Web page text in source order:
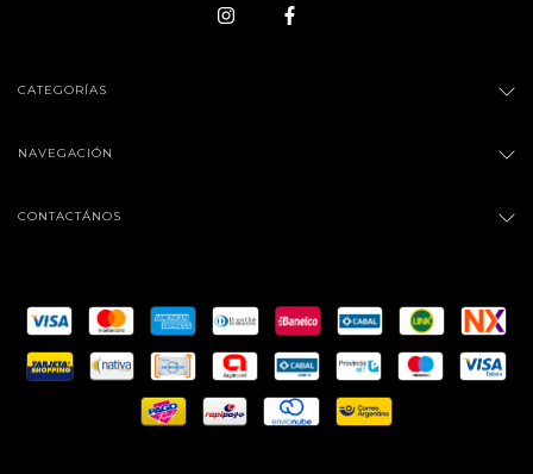
CATEGORÍAS
NAVEGACIÓN
CONTACTÁNOS